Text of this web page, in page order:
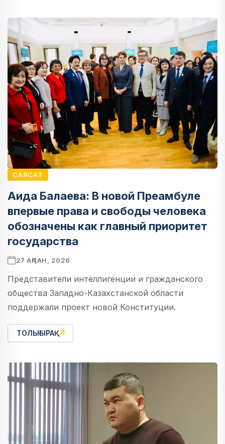
САЯСАТ
Аида Балаева: В новой Преамбуле
впервые права и свободы человека
обозначены как главный приоритет
государства
27 АҚПАН, 2026
Представители интеллигенции и гражданского
общества Западно-Казахстанской области
поддержали проект новой Конституции.
ТОЛЫҒЫРАҚ